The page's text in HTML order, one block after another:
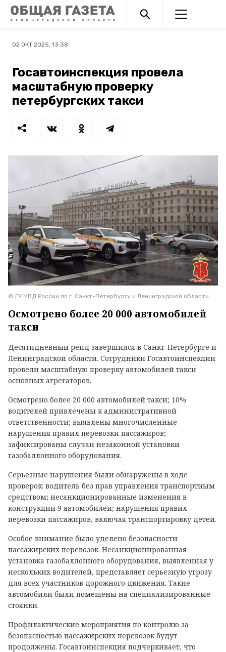
02 ОКТ 2025, 13:38
Госавтоинспекция провела
масштабную проверку
петербургских такси
© ГУ МВД России по г. Санкт-Петербургу и Ленинградской области
Осмотрено более 20 000 автомобилей
такси
Десятидневный рейд завершился в Санкт-Петербурге и
Ленинградской области. Сотрудники Госавтоинспекции
провели масштабную проверку автомобилей такси
основных агрегаторов.
Осмотрено более 20 000 автомобилей такси; 10%
водителей привлечены к административной
ответственности; выявлены многочисленные
нарушения правил перевозки пассажиров;
зафиксированы случаи незаконной установки
газобаллонного оборудования.
Серьезные нарушения были обнаружены в ходе
проверок: водитель без прав управления транспортным
средством; несанкционированные изменения в
конструкции 9 автомобилей; нарушения правил
перевозки пассажиров, включая транспортировку детей.
Особое внимание было уделено безопасности
пассажирских перевозок. Несанкционированная
установка газобаллонного оборудования, выявленная у
нескольких водителей, представляет серьезную угрозу
для всех участников дорожного движения. Такие
автомобили были помещены на специализированные
стоянки.
Профилактические мероприятия по контролю за
безопасностью пассажирских перевозок будут
продолжены. Госавтоинспекция подчеркивает, что